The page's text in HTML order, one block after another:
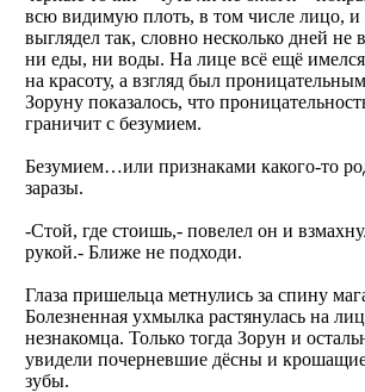
всю видимую плоть, в том числе лицо, и
выглядел так, словно несколько дней не
ни еды, ни воды. На лице всё ещё
на красоту, а взгляд был
Зоруну показалось, что
граничит с безумием.
Безумием…или признаками какого-то
заразы.
-Стой, где стоишь,- повелел он и
рукой.- Ближе не подходи.
Глаза пришельца метнулись за спину
Болезненная ухмылка растянулась на
незнакомца. Только тогда Зорун и
увидели почерневшие дёсны и
зубы.